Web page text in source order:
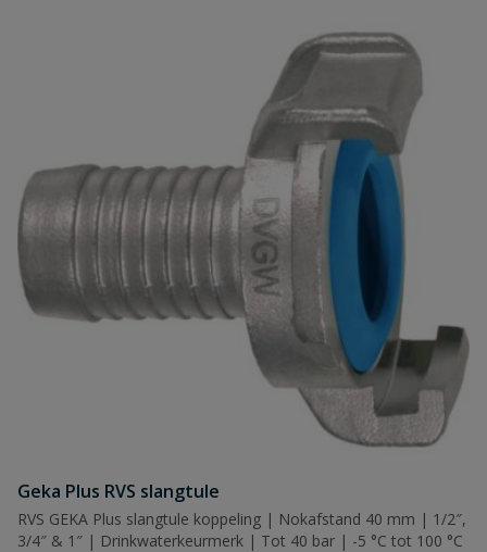
Geka Plus RVS slangtule
RVS GEKA Plus slangtule koppeling | Nokafstand 40 mm | 1/2″,
3/4″ & 1″ | Drinkwaterkeurmerk | Tot 40 bar | -5 °C tot 100 °C